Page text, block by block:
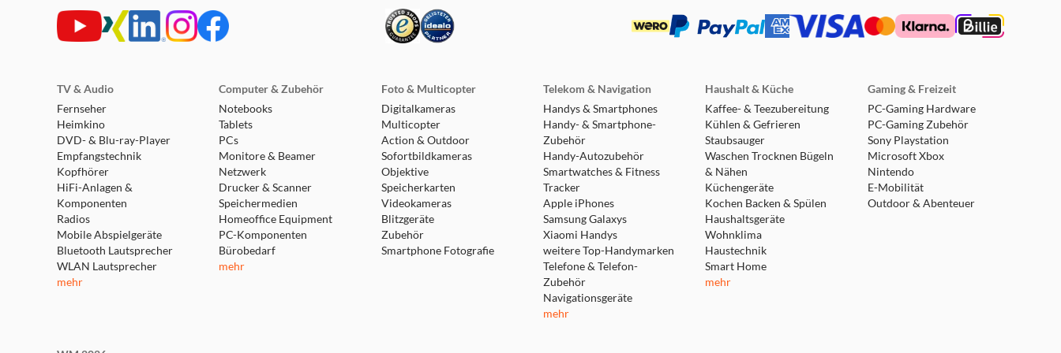
Verwende die JBL Headphones App, um unter anderem deine Sound-Einstellungen anzupassen, den Raumsound zu aktivieren sowie deinen
Ton mit Personi-fi 3.0, die Touch-Control-Funktionen und die Anrufeinstellungen zu personalisieren. Bis zu 38 Stunden
Kopple deine Ohrhörer JBL Sense Pro mit bis zu zwei Bluetooth®-Geräten gleichzeitig und wechsle dann mühelos von einem zum anderen.
Wenn du auf deinem Tablet gerade ein Video anschaust, verpasst du trotzdem keinen Anruf von Freunden auf deinem Smartphone.
Dual Connect und Sync mit Fast Pair
Klappe die Box auf und deine Ohrhörer verbinden sich automatisch mit deinem Android-Gerät. Mit Dual Connect kannst du die Ohrhörer
zusammen oder einzeln verwend
TV & Audio
Fernseher
Heimkino
DVD- & Blu-ray-Player
Empfangstechnik
Kopfhörer
HiFi-Anlagen &
Komponenten
Radios
Mobile Abspielgeräte
Bluetooth Lautsprecher
WLAN Lautsprecher
mehr
Computer & Zubehör
Notebooks
Tablets
PCs
Monitore & Beamer
Netzwerk
Drucker & Scanner
Speichermedien
Homeoffice Equipment
PC-Komponenten
Bürobedarf
mehr
Foto & Multicopter
Digitalkameras
Multicopter
Action & Outdoor
Sofortbildkameras
Objektive
Speicherkarten
Videokameras
Blitzgeräte
Zubehör
Smartphone Fotografie
Telekom & Navigation
Handys & Smartphones
Handy- & Smartphone-
Zubehör
Handy-Autozubehör
Smartwatches & Fitness
Tracker
Apple iPhones
Samsung Galaxys
Xiaomi Handys
weitere Top-Handymarken
Telefone & Telefon-
Zubehör
Navigationsgeräte
mehr
Haushalt & Küche
Kaffee- & Teezubereitung
Kühlen & Gefrieren
Staubsauger
Waschen Trocknen Bügeln
& Nähen
Küchengeräte
Kochen Backen & Spülen
Haushaltsgeräte
Wohnklima
Haustechnik
Smart Home
mehr
Gaming & Freizeit
PC-Gaming Hardware
PC-Gaming Zubehör
Sony Playstation
Microsoft Xbox
Nintendo
E-Mobilität
Outdoor & Abenteuer